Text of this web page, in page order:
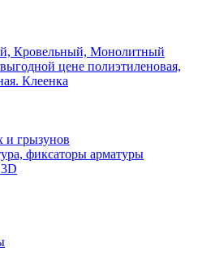
Кровельный, Монолитный
цене полиэтиленовая,
Клеенка
и грызунов
фиксаторы арматуры